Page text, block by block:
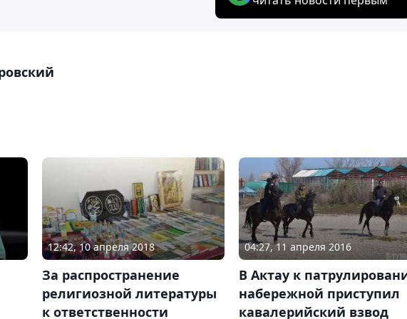
12:42, 10 апреля 2018
За распространение
религиозной литературы
к ответственности
04:27, 11 апреля 2016
В Актау к
набережной приступил
кавалерийский взвод